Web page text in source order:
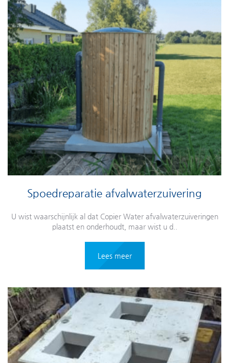
Spoedreparatie afvalwaterzuivering
U wist waarschijnlijk al dat Copier Water afvalwaterzuiveringen
plaatst en onderhoudt, maar wist u d..
Lees meer